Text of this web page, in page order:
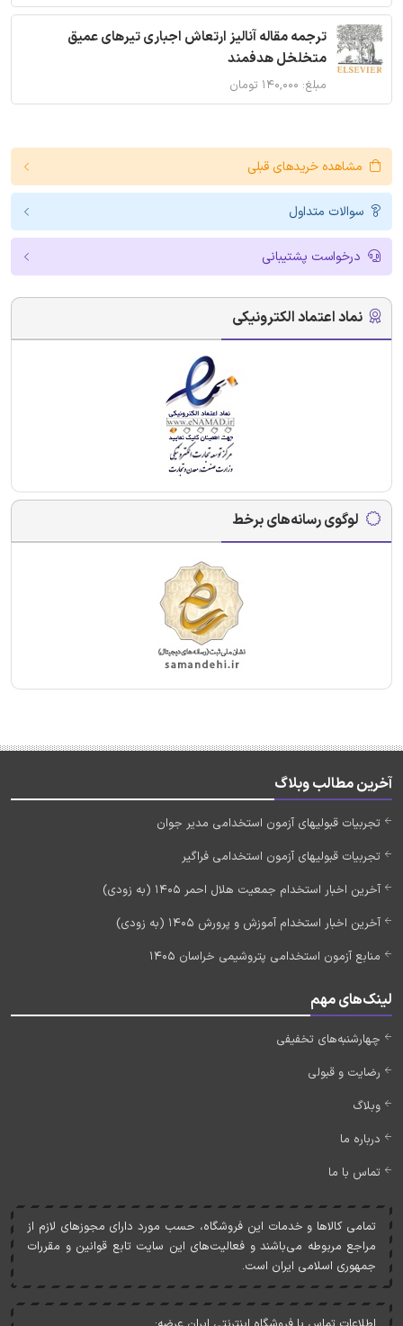
ترجمه مقاله آنالیز ارتعاش اجباری تیرهای عمیق
متخلخل هدفمند
مبلغ: ۱۴۰,۰۰۰ تومان
مشاهده خریدهای قبلی
سوالات متداول
درخواست پشتیبانی
نماد اعتماد الکترونیکی
لوگوی رسانه‌های برخط
آخرین مطالب وبلاگ
تجربیات قبولیهای آزمون استخدامی مدیر جوان
تجربیات قبولیهای آزمون استخدامی فراگیر
آخرین اخبار استخدام جمعیت هلال احمر 1405 (به زودی)
آخرین اخبار استخدام آموزش و پرورش 1405 (به زودی)
منابع آزمون استخدامی پتروشیمی خراسان 1405
لینک‌های مهم
چهارشنبه‌های تخفیفی
رضایت و قبولی
وبلاگ
درباره ما
تماس با ما
تمامی کالاها و خدمات اين فروشگاه، حسب مورد دارای مجوزهای لازم از
مراجع مربوطه می‌باشند و فعاليت‌های اين سايت تابع قوانين و مقررات
جمهوری اسلامی ايران است.